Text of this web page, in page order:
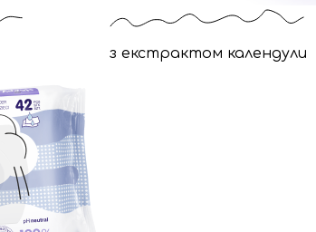
з екстрактом календули